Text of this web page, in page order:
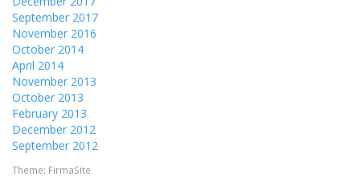
September 2017
November 2016
October 2014
April 2014
November 2013
October 2013
February 2013
December 2012
September 2012
Theme: FirmaSite